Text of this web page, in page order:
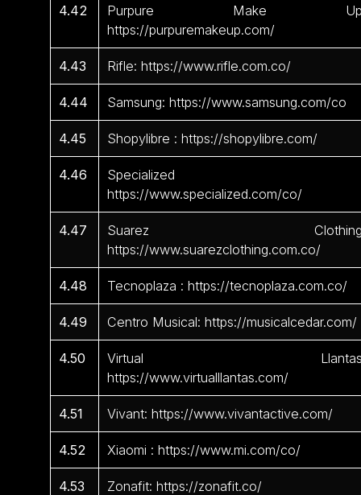
4.42
Purpure Make
https://purpuremakeup.com/
4.43 Rifle: https://www.rifle.com.co/
4.44 Samsung: https://www.samsung.com/co
4.45 Shopylibre : https://shopylibre.com/
4.46
Specialized
https://www.specialized.com/co/
4.47
Suarez
https://www.suarezclothing.com.co/
4.48 Tecnoplaza : https://tecnoplaza.com.co/
4.49 Centro Musical: https://musicalcedar.com/
4.50
Virtual
https://www.virtualllantas.com/
4.51 Vivant: https://www.vivantactive.com/
4.52 Xiaomi : https://www.mi.com/co/
4.53 Zonafit: https://zonafit.co/